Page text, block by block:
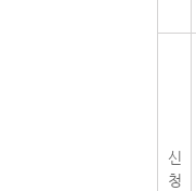
신
청